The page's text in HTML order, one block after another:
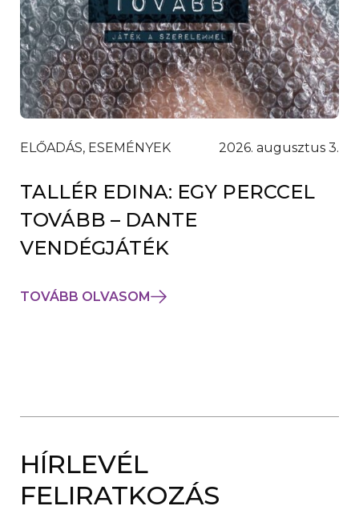
ELŐADÁS, ESEMÉNYEK 2026. augusztus 3.
TALLÉR EDINA: EGY PERCCEL
TOVÁBB – DANTE
VENDÉGJÁTÉK
TOVÁBB OLVASOM
HÍRLEVÉL
FELIRATKOZÁS